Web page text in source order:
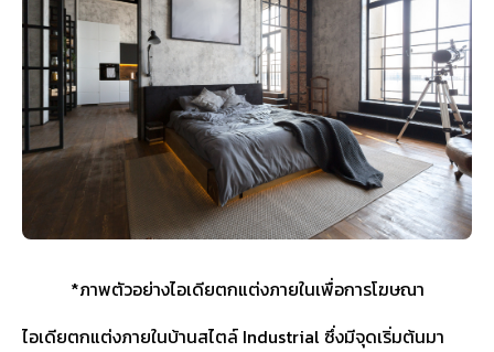
*ภาพตัวอย่างไอเดียตกแต่งภายในเพื่อการโฆษณา
ไอเดียตกแต่งภายในบ้านสไตล์ Industrial ซึ่งมีจุดเริ่มต้นมา